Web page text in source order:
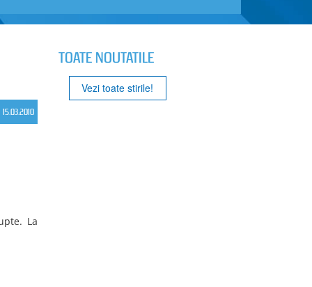
15.03.2010
La
TOATE NOUTATILE
Vezi toate stirile!